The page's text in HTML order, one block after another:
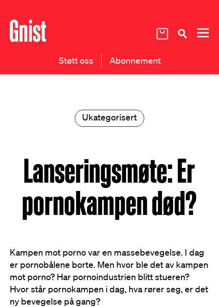
Støtt oss Abonnement
Ukategorisert
Lanseringsmøte: Er
pornokampen død?
Kampen mot porno var en massebevegelse. I dag
er pornobålene borte. Men hvor ble det av kampen
mot porno? Har pornoindustrien blitt stueren?
Hvor står pornokampen i dag, hva rører seg, er det
ny bevegelse på gang?